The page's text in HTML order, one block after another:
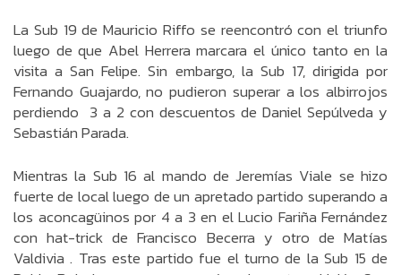
La Sub 19 de Mauricio Riffo se reencontró con el triunfo
luego de que Abel Herrera marcara el único tanto en la
visita a San Felipe. Sin embargo, la Sub 17, dirigida por
Fernando Guajardo, no pudieron superar a los albirrojos
perdiendo 3 a 2 con descuentos de Daniel Sepúlveda y
Sebastián Parada.
Mientras la Sub 16 al mando de Jeremías Viale se hizo
fuerte de local luego de un apretado partido superando a
los aconcagüinos por 4 a 3 en el Lucio Fariña Fernández
con hat-trick de Francisco Becerra y otro de Matías
Valdivia . Tras este partido fue el turno de la Sub 15 de